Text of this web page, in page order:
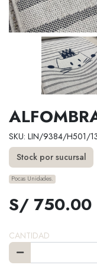
SKU: LIN/9384/H501/
Stock por sucursal
Pocas Unidades.
S/ 750.00
CANTIDAD